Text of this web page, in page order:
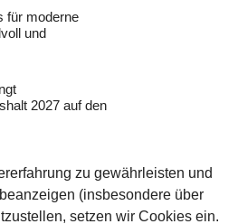
zu gewährleisten und
(insbesondere über
setzen wir Cookies ein.
für moderne
und
2027 auf den
Prozesse